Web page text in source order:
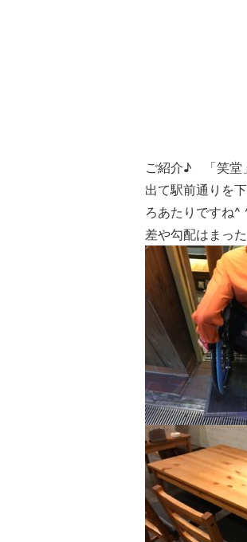
ご紹介♪ 「笑堂
出て駅前通りを
ろあたりですね
差や勾配はまっ